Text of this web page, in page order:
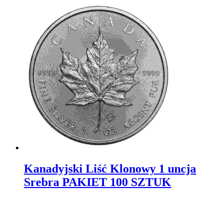
Kanadyjski Liść Klonowy 1 uncja
Srebra PAKIET 100 SZTUK